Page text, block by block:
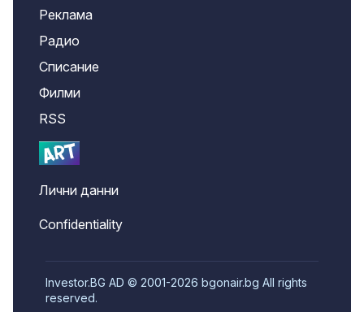
Реклама
Радио
Списание
Филми
RSS
Лични данни
Confidentiality
Investor.BG AD © 2001-2026 bgonair.bg All rights
reserved.